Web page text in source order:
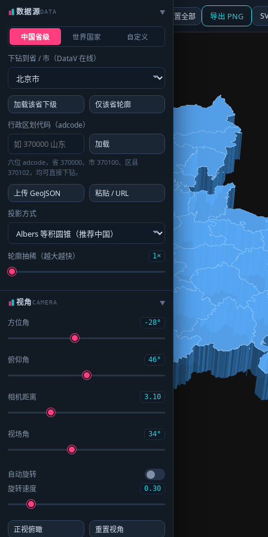
☰ 面板 地图 重置全部 导出 PNG
数据源DATA ▶
中国省级 世界国家 自定义
下钻到省 / 市（DataV 在线）
加载该省下级
仅该省轮廓
行政区划代码（adcode）
加载
六位 adcode，省 370000、市 370100、区县
370102，均可直接下钻。
上传 GeoJSON
粘贴 / URL
投影方式
轮廓抽稀（越大越快） 1×
视角CAMERA ▶
方位角 -28°
俯仰角 46°
相机距离 3.10
视场角 34°
自动旋转
旋转速度
0.30
正视俯瞰 重置视角